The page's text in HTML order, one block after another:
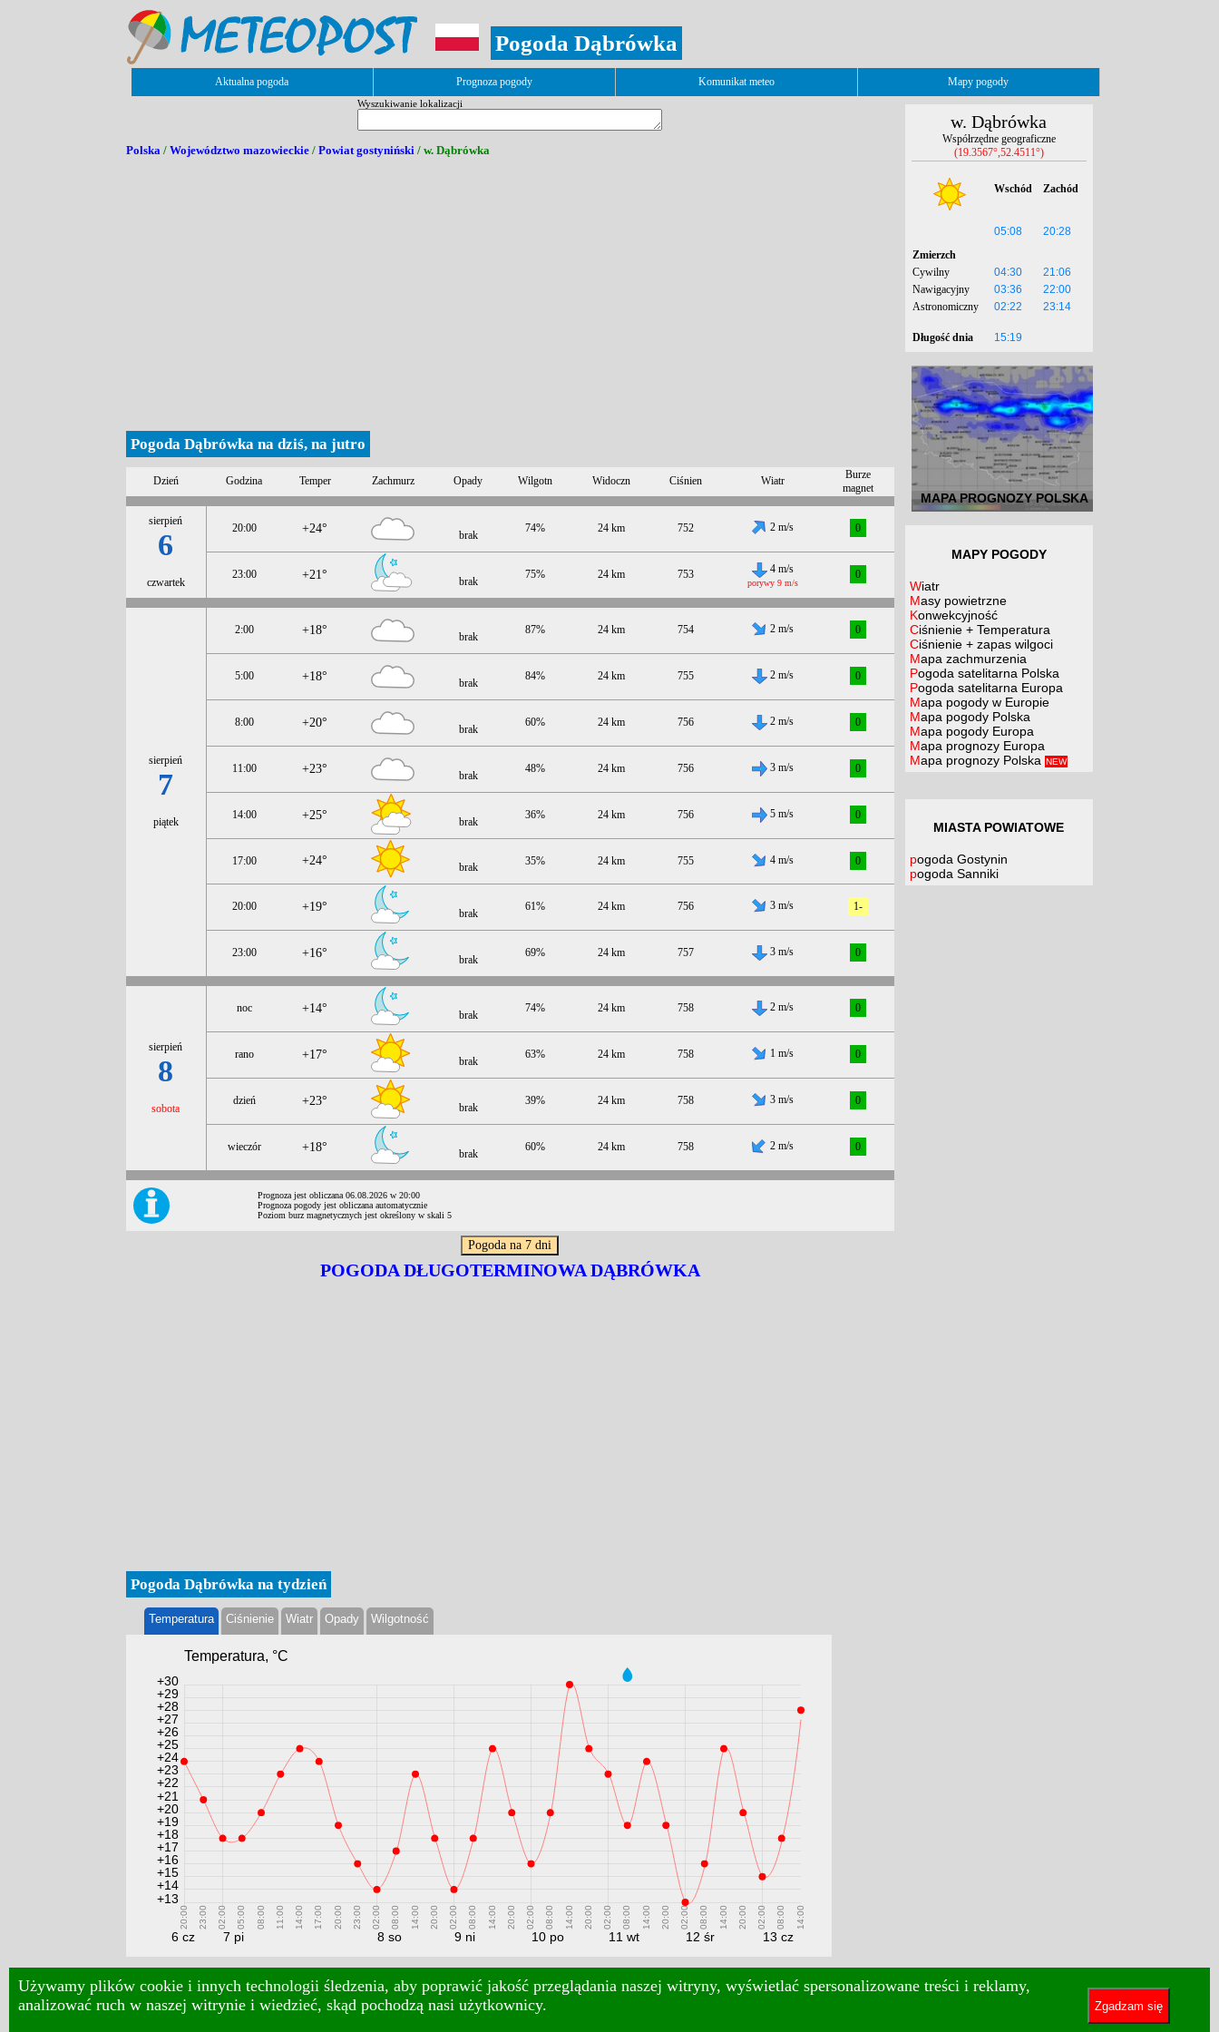
Pogoda Dąbrówka
Aktualna pogoda Prognoza pogody Komunikat meteo Mapy pogody
Wyszukiwanie lokalizacji
Polska / Województwo mazowieckie/ Powiat gostyniński / w. Dąbrówka
Pogoda Dąbrówka na dziś, na jutro
Dzień Godzina Temper Zachmurz Opady Wilgotn Widoczn Ciśnien Wiatr
Burze
magnet
sierpień
6
czwartek
20:00 +24° brak
74% 24 km 752 2 m/s 0
23:00 +21° brak
75% 24 km 753 4 m/s
porywy 9 m/s
0
sierpień
7
piątek
2:00 +18° brak
87% 24 km 754 2 m/s 0
5:00 +18° brak
84% 24 km 755 2 m/s 0
8:00 +20° brak
60% 24 km 756 2 m/s 0
11:00 +23° brak
48% 24 km 756 3 m/s 0
14:00 +25° brak
36% 24 km 756 5 m/s 0
17:00 +24° brak 35% 24 km 755 4 m/s 0
20:00 +19° brak
61% 24 km 756 3 m/s 1-
23:00 +16° brak
69% 24 km 757 3 m/s 0
sierpień
8
sobota
noc +14° brak
74% 24 km 758 2 m/s 0
rano +17° brak
63% 24 km 758 1 m/s 0
dzień +23° brak
39% 24 km 758 3 m/s 0
wieczór +18° brak
60% 24 km 758 2 m/s 0
Prognoza jest obliczana 06.08.2026 w 20:00
Prognoza pogody jest obliczana automatycznie
Poziom burz magnetycznych jest określony w skali 5
POGODA DŁUGOTERMINOWA DĄBRÓWKA
Pogoda Dąbrówka na tydzień
Temperatura Ciśnienie Wiatr Opady Wilgotność
Temperatura, °С
6 cz
20:00 23:00
7 pi
02:00 05:00 08:00 11:00 14:00 17:00 20:00 23:00
8 so
02:00 08:00 14:00 20:00
9 ni
02:00 08:00 14:00 20:00
10 po
02:00 08:00 14:00 20:00
11 wt
02:00 08:00 14:00 20:00
12 śr
02:00 08:00 14:00 20:00
13 cz
02:00 08:00 14:00
+13
+14
+15
+16
+17
+18
+19
+20
+21
+22
+23
+24
+25
+26
+27
+28
+29
+30
pogodaw Polsce
w. Dąbrówka
Współrzędne geograficzne
(19.3567°,52.4511°)
Wschód Zachód
05:08
20:28
Zmierzch
Cywilny
04:30
21:06
Nawigacyjny
03:36
22:00
Astronomiczny
02:22 23:14
Długość dnia 15:19
MAPA PROGNOZY POLSKA
MAPY POGODY
Wiatr
Masy powietrzne
Konwekcyjność
Ciśnienie + Temperatura
Ciśnienie + zapas wilgoci
Mapa zachmurzenia
Pogoda satelitarna Polska
Pogoda satelitarna Europa
Mapa pogody w Europie
Mapa pogody Polska
Mapa pogody Europa
Mapa prognozy Europa
Mapa prognozy Polska NEW
MIASTA POWIATOWE
pogoda Gostynin
pogoda Sanniki
Meteopost © 2014-2026|Księga gości
Używamy plików cookie i innych technologii śledzenia, aby poprawić jakość przeglądania naszej witryny, wyświetlać spersonalizowane treści i reklamy,
analizować ruch w naszej witrynie i wiedzieć, skąd pochodzą nasi użytkownicy.